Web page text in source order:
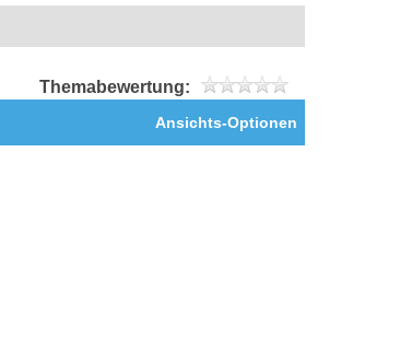
Themabewertung:
Ansichts-Optionen